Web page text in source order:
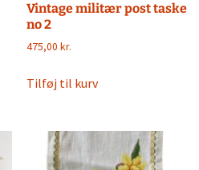
Vintage militær post taske
no 2
475,00 kr.
Tilføj til kurv